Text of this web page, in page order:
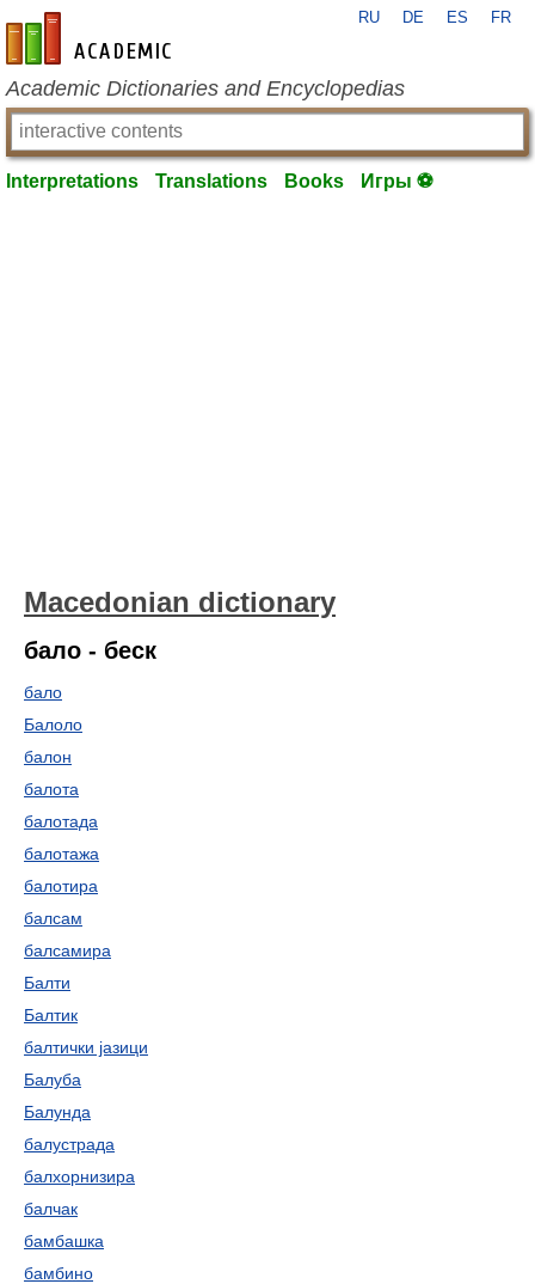
en-academic.com
RU DE ES FR
Academic Dictionaries and Encyclopedias
Interpretations Translations Books Игры ⚽
Macedonian dictionary
бало - беск
бало
Балоло
балон
балота
балотада
балотажа
балотира
балсам
балсамира
Балти
Балтик
балтички јазици
Балуба
Балунда
балустрада
балхорнизира
балчак
бамбашка
бамбино